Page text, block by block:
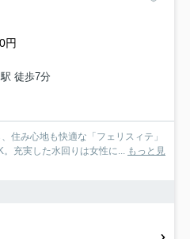
円
徒歩7分
住み心地も快適な「フェリスィテ」
充実した水回りは女性に... もっと見